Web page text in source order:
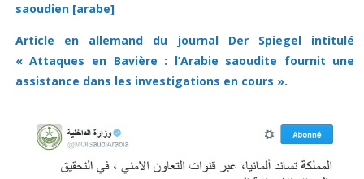
saoudien [arabe]
Article en allemand du journal Der Spiegel intitulé
« Attaques en Bavière : l’Arabie saoudite fournit une
assistance dans les investigations en cours ».